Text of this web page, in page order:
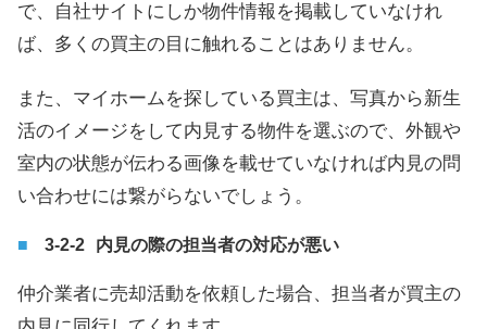
で、自社サイトにしか物件情報を掲載していなけれ
ば、多くの買主の目に触れることはありません。
また、マイホームを探している買主は、写真から新生
活のイメージをして内見する物件を選ぶので、外観や
室内の状態が伝わる画像を載せていなければ内見の問
い合わせには繋がらないでしょう。
内見の際の担当者の対応が悪い
仲介業者に売却活動を依頼した場合、担当者が買主の